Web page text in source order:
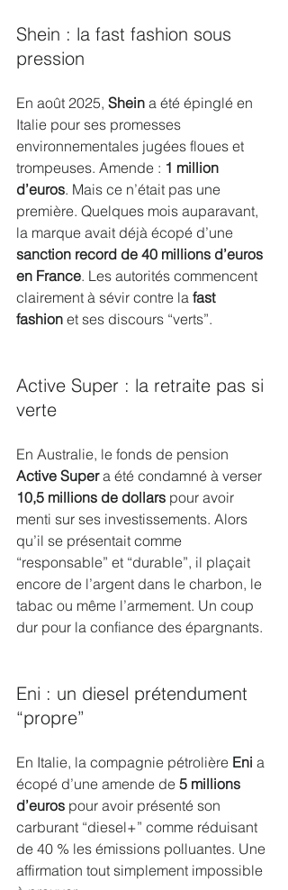
Shein : la fast fashion sous
pression
En août 2025, Shein a été épinglé en
Italie pour ses promesses
environnementales jugées floues et
trompeuses. Amende : 1 million
d’euros. Mais ce n’était pas une
première. Quelques mois auparavant,
la marque avait déjà écopé d’une
sanction record de 40 millions d’euros
en France. Les autorités commencent
clairement à sévir contre la fast
fashion et ses discours “verts”.
Active Super : la retraite pas si
verte
En Australie, le fonds de pension
Active Super a été condamné à verser
10,5 millions de dollars pour avoir
menti sur ses investissements. Alors
qu’il se présentait comme
“responsable” et “durable”, il plaçait
encore de l’argent dans le charbon, le
tabac ou même l’armement. Un coup
dur pour la confiance des épargnants.
Eni : un diesel prétendument
“propre”
En Italie, la compagnie pétrolière Eni a
écopé d’une amende de 5 millions
d’euros pour avoir présenté son
carburant “diesel+” comme réduisant
de 40 % les émissions polluantes. Une
affirmation tout simplement impossible